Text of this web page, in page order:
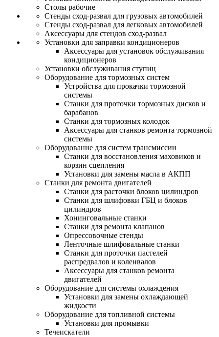
Столы рабочие
Стенды сход-развал для грузовых автомобилей
Стенды сход-развал для легковых автомобилей
Аксессуары для стендов сход-развал
Установки для заправки кондиционеров
Аксессуары для установок обслуживания
кондиционеров
Установки обслуживания ступиц
Оборудование для тормозных систем
Устройства для прокачки тормозной
системы
Станки для проточки тормозных дисков и
барабанов
Станки для тормозных колодок
Аксессуары для станков ремонта тормозной
системы
Оборудование для систем трансмиссии
Станки для восстановления маховиков и
корзин сцепления
Установки для замены масла в АКПП
Станки для ремонта двигателей
Станки для расточки блоков цилиндров
Станки для шлифовки ГБЦ и блоков
цилиндров
Хонинговальные станки
Станки для ремонта клапанов
Опрессовочные стенды
Ленточные шлифовальные станки
Станки для проточки пастелей
распредвалов и коленвалов
Аксессуары для станков ремонта
двигателей
Оборудование для системы охлаждения
Установки для замены охлаждающей
жидкости
Оборудование для топливной системы
Установки для промывки
Течеискатели